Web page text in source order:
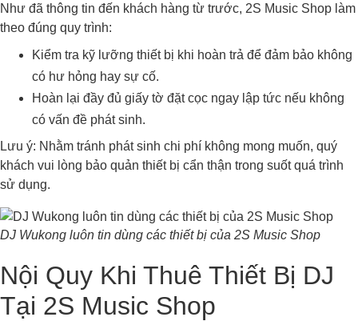
Như đã thông tin đến khách hàng từ trước, 2S Music Shop làm
theo đúng quy trình:
Kiểm tra kỹ lưỡng thiết bị khi hoàn trả để đảm bảo không
có hư hỏng hay sự cố.
Hoàn lại đầy đủ giấy tờ đặt cọc ngay lập tức nếu không
có vấn đề phát sinh.
Lưu ý: Nhằm tránh phát sinh chi phí không mong muốn, quý
khách vui lòng bảo quản thiết bị cẩn thận trong suốt quá trình
sử dụng.
DJ Wukong luôn tin dùng các thiết bị của 2S Music Shop
Nội Quy Khi Thuê Thiết Bị DJ
Tại 2S Music Shop